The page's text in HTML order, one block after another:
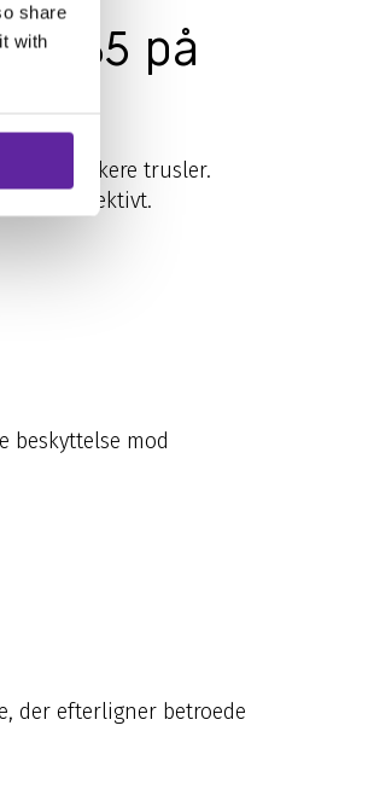
share
with365 på
og blokere trusler.
og effektivt.
beskyttelse mod
der efterligner betroede